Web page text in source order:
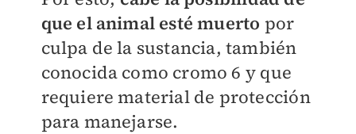
que el animal esté muerto por
culpa de la sustancia, también
conocida como cromo 6 y que
requiere material de protección
para manejarse.